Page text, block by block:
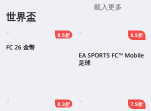
載入更多
世界盃
8.5折
FC 26 金幣
8.5折
EA SPORTS FC™ Mobile
足球
8.3折 7.9折